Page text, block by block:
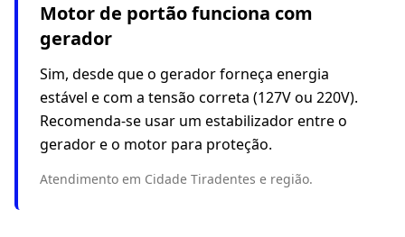
Motor de portão funciona com
gerador
Sim, desde que o gerador forneça energia
estável e com a tensão correta (127V ou 220V).
Recomenda-se usar um estabilizador entre o
gerador e o motor para proteção.
Atendimento em Cidade Tiradentes e região.